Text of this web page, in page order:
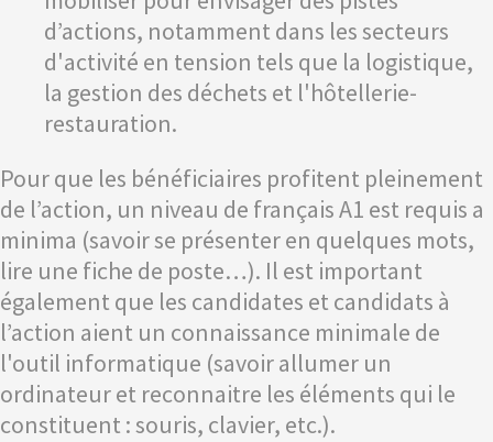
d’actions, notamment dans les secteurs
d'activité en tension tels que la logistique,
la gestion des déchets et l'hôtellerie-
restauration.
Pour que les bénéficiaires profitent pleinement
de l’action, un niveau de français A1 est requis a
minima (savoir se présenter en quelques mots,
lire une fiche de poste…). Il est important
également que les candidates et candidats à
l’action aient un connaissance minimale de
l'outil informatique (savoir allumer un
ordinateur et reconnaitre les éléments qui le
constituent : souris, clavier, etc.).